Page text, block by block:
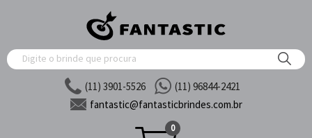
(11) 3901-5526
(11) 96844-2421
fantastic@fantasticbrindes.com.br
0